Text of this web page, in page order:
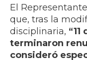
El
que, tras la
disciplinaria,
terminaron
consideró